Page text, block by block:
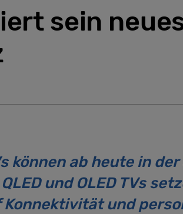
sein
können ab heute in
und OLED TVs
und